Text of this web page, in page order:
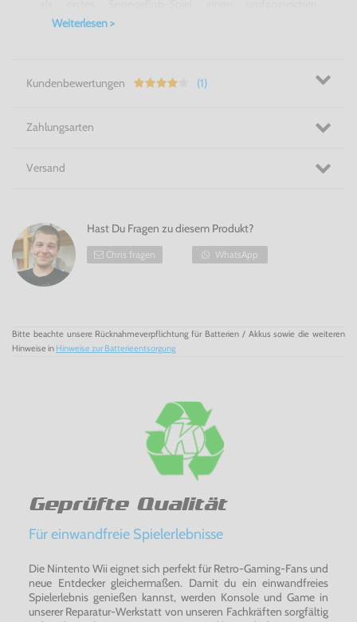
Mehrspielermodus!
Bottom
SpongeBob Schwammkopf: Film ab! für den GameBoy
In unserem Shop finden Sie über 500 GameBoy Advance
Weiterlesen >
Kundenbewertungen (1)
Zahlungsarten
Versand
Hast Du Fragen zu diesem Produkt?
Chris fragen WhatsApp
Bitte beachte unsere Rücknahmeverpflichtung für Batterien / Akkus sowie die weiteren
Hinweise in Hinweise zur Batterieentsorgung
Geprüfte Qualität
Für einwandfreie Spielerlebnisse
Die Nintento Wii eignet sich perfekt für Retro-Gaming-Fans und
neue Entdecker gleichermaßen. Damit du ein einwandfreies
Spielerlebnis genießen kannst, werden Konsole und Game in
unserer Reparatur-Werkstatt von unseren Fachkräften sorgfältig